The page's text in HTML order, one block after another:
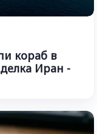
кораб в
Иран -